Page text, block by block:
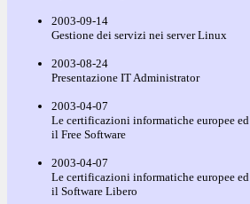
2003-09-14
Gestione dei servizi nei server Linux
2003-08-24
Presentazione IT Administrator
2003-04-07
Le certificazioni informatiche europee ed
il Free Software
2003-04-07
Le certificazioni informatiche europee ed
il Software Libero